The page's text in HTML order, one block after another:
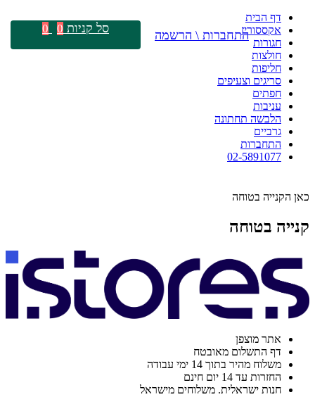
דף הבית
אקססוריז
חגורות
חולצות
חליפות
סריגים וצעיפים
חפתים
עניבות
הלבשה תחתונה
גרביים
התחברות
02-5891077
כאן הקנייה בטוחה
קנייה בטוחה
אתר מוצפן
דף התשלום מאובטח
משלוח מהיר בתוך 14 ימי עבודה
החזרות עד 14 יום חינם
חנות ישראלית. משלוחים מישראל
התחברות \ הרשמה סל קניות 0
0